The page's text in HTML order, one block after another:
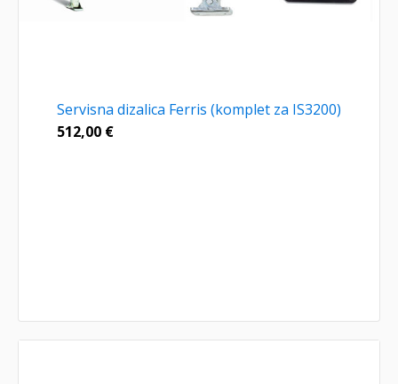
Servisna dizalica Ferris (komplet za IS3200)
512,00 €